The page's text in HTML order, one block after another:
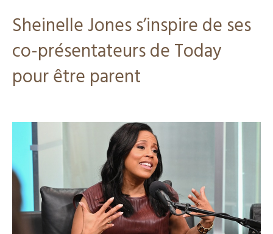
Sheinelle Jones s’inspire de ses
co-présentateurs de Today
pour être parent